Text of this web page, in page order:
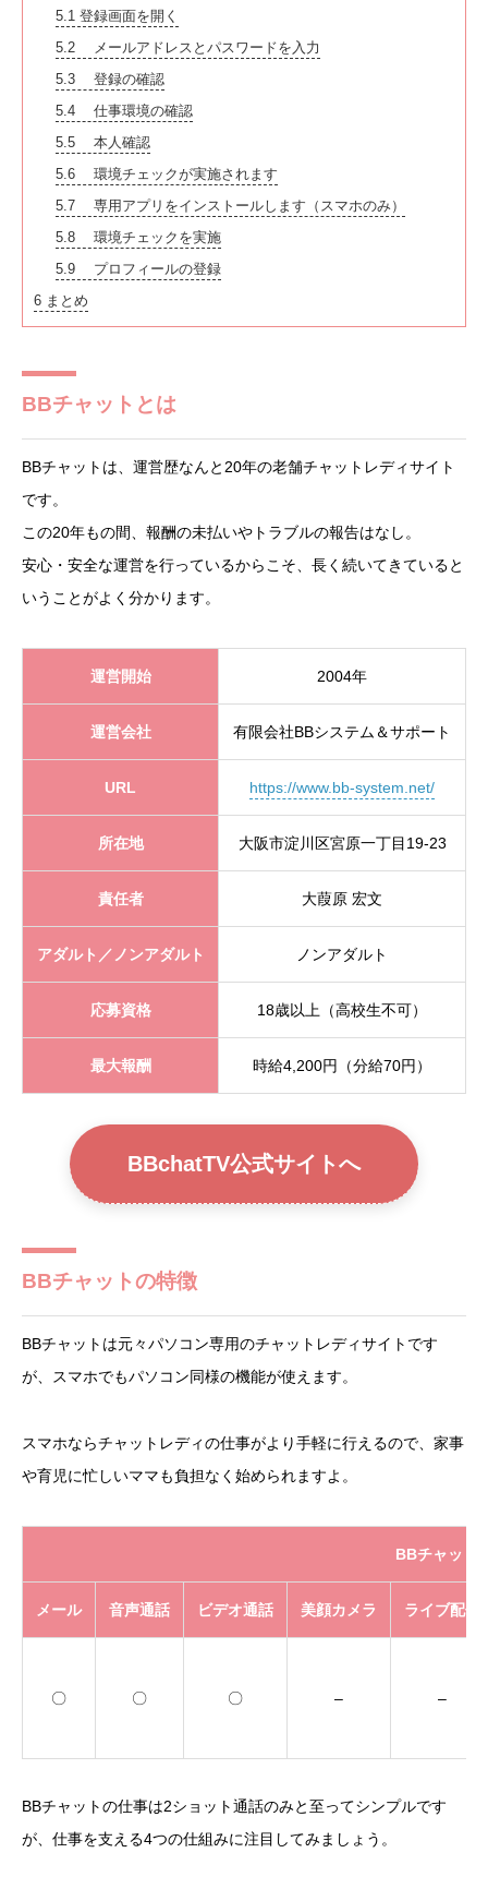
5.1 登録画面を開く
5.2メールアドレスとパスワードを入力
5.3登録の確認
5.4仕事環境の確認
5.5本人確認
5.6環境チェックが実施されます
5.7専用アプリをインストールします（スマホのみ）
5.8環境チェックを実施
5.9プロフィールの登録
6 まとめ
BBチャットとは
BBチャットは、運営歴なんと20年の老舗チャットレディサイト
です。
この20年もの間、報酬の未払いやトラブルの報告はなし。
安心・安全な運営を行っているからこそ、長く続いてきていると
いうことがよく分かります。
運営開始 2004年
運営会社 有限会社BBシステム＆サポート
URL https://www.bb-system.net/
所在地 大阪市淀川区宮原一丁目19-23
責任者 大葭原 宏文
アダルト／ノンアダルト ノンアダルト
応募資格 18歳以上（高校生不可）
最大報酬 時給4,200円（分給70円）
BBchatTV公式サイトへ
BBチャットの特徴
BBチャットは元々パソコン専用のチャットレディサイトです
が、スマホでもパソコン同様の機能が使えます。
スマホならチャットレディの仕事がより手軽に行えるので、家事
や育児に忙しいママも負担なく始められますよ。
BBチャット
メール 音声通話 ビデオ通話 美顔カメラ ライブ配信
〇 〇 〇 – –
BBチャットの仕事は2ショット通話のみと至ってシンプルです
が、仕事を支える4つの仕組みに注目してみましょう。